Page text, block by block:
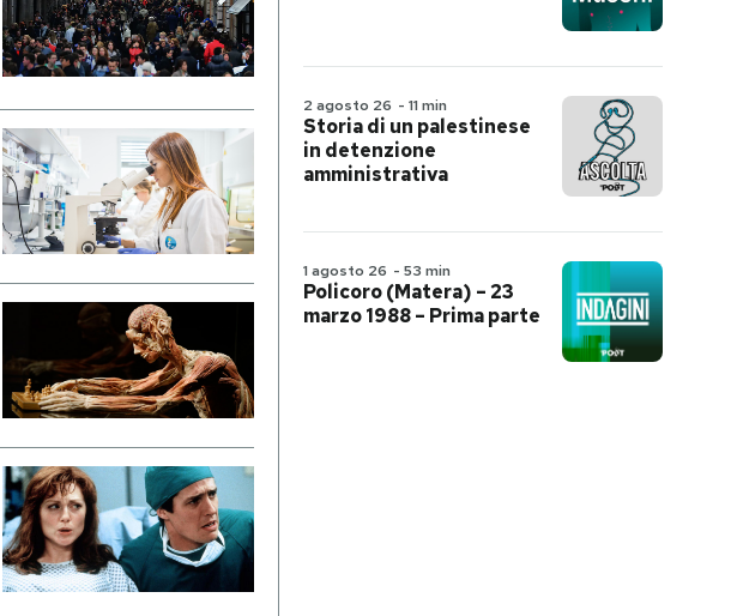
2 agosto 26 - 11 min
Storia di un palestinese
in detenzione
amministrativa
1 agosto 26 - 53 min
Policoro (Matera) – 23
marzo 1988 – Prima parte